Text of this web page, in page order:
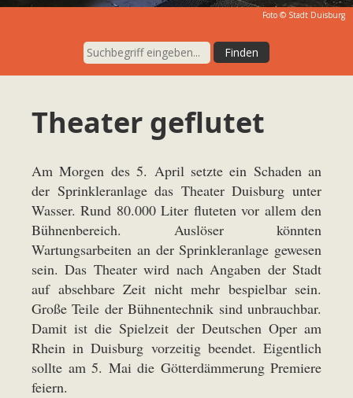
Foto © Stadt Duisburg
Theater geflutet
Am Morgen des 5. April setzte ein Schaden an
der Sprinkleranlage das Theater Duisburg unter
Wasser. Rund 80.000 Liter fluteten vor allem den
Bühnenbereich. Auslöser könnten
Wartungsarbeiten an der Sprinkleranlage gewesen
sein. Das Theater wird nach Angaben der Stadt
auf absehbare Zeit nicht mehr bespielbar sein.
Große Teile der Bühnentechnik sind unbrauchbar.
Damit ist die Spielzeit der Deutschen Oper am
Rhein in Duisburg vorzeitig beendet. Eigentlich
sollte am 5. Mai die Götterdämmerung Premiere
feiern.